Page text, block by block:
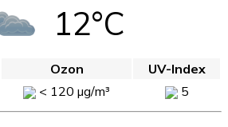
12°C
Ozon
UV-Index
< 120 µg/m³ 5